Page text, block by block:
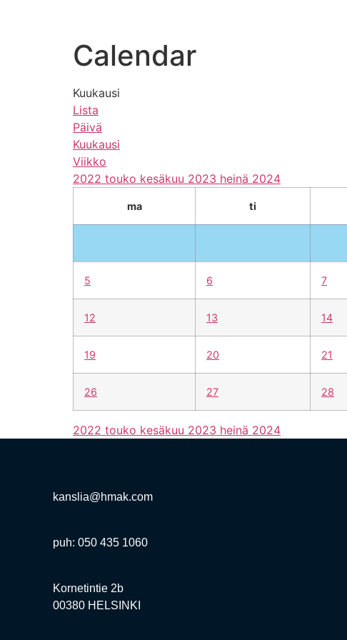
Calendar
Kuukausi
Lista
Päivä
Kuukausi
Viikko
2022 touko kesäkuu 2023 heinä 2024
ma ti
5 6 7
12 13 14
19 20 21
26 27 28
2022 touko kesäkuu 2023 heinä 2024
kanslia@hmak.com
puh: 050 435 1060
Kornetintie 2b
00380 HELSINKI